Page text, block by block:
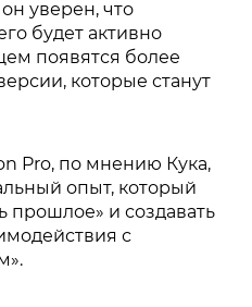
уверен, что
будет активно
появятся более
которые станут
Pro, по мнению Кука,
опыт, который
прошлое» и создавать
с